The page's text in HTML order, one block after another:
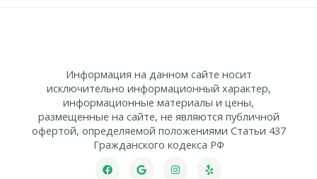
Информация на данном сайте носит
исключительно информационный характер,
информационные материалы и цены,
размещенные на сайте, не являются публичной
офертой, определяемой положениями Статьи 437
Гражданского кодекса РФ